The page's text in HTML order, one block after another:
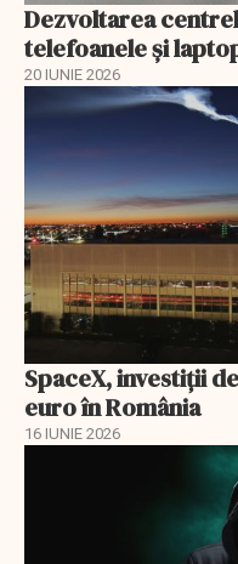
Dezvoltarea
telefoanele şi
20 IUNIE 2026
SpaceX, investiţii
euro în România
16 IUNIE 2026